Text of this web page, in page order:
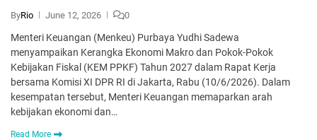
ByRio June 12, 2026 0
Menteri Keuangan (Menkeu) Purbaya Yudhi Sadewa
menyampaikan Kerangka Ekonomi Makro dan Pokok-Pokok
Kebijakan Fiskal (KEM PPKF) Tahun 2027 dalam Rapat Kerja
bersama Komisi XI DPR RI di Jakarta, Rabu (10/6/2026). Dalam
kesempatan tersebut, Menteri Keuangan memaparkan arah
kebijakan ekonomi dan…
Read More